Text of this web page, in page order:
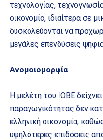
τεχνολογίας,
οικονομία, ιδιαίτερα σε
δυσκολεύονται να
μεγάλες επενδύσεις
Ανομοιομορφία
Η μελέτη του ΙΟΒΕ
παραγωγικότητας δεν
ελληνική οικονομία,
υψηλότερες επιδόσεις